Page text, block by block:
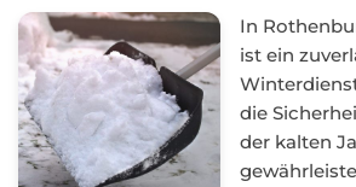
In
ist ein
die
der kalten